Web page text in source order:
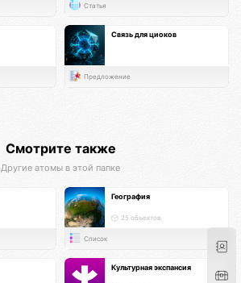
Статья
Связь для циоков
Предложение
Смотрите также
Другие атомы в этой папке
География
25 объектов
Список
Культурная экспансия